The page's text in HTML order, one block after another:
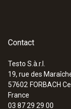
Contact
Testo S.à.r.l.
19, rue des
57602 FORBACH
France
03 87 29 29 00